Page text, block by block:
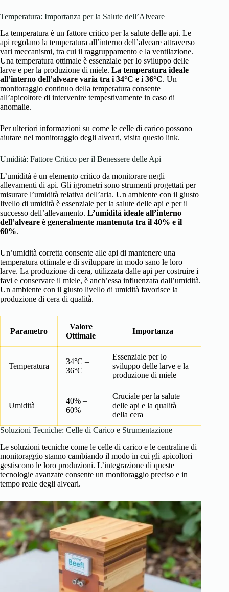
Temperatura: Importanza per la Salute dell’Alveare
La temperatura è un fattore critico per la salute delle api. Le
api regolano la temperatura all’interno dell’alveare attraverso
vari meccanismi, tra cui il raggruppamento e la ventilazione.
Una temperatura ottimale è essenziale per lo sviluppo delle
larve e per la produzione di miele. La temperatura ideale
all’interno dell’alveare varia tra i 34°C e i 36°C. Un
monitoraggio continuo della temperatura consente
all’apicoltore di intervenire tempestivamente in caso di
anomalie.
Per ulteriori informazioni su come le celle di carico possono
aiutare nel monitoraggio degli alveari, visita questo link.
Umidità: Fattore Critico per il Benessere delle Api
L’umidità è un elemento critico da monitorare negli
allevamenti di api. Gli igrometri sono strumenti progettati per
misurare l’umidità relativa dell’aria. Un ambiente con il giusto
livello di umidità è essenziale per la salute delle api e per il
successo dell’allevamento. L’umidità ideale all’interno
dell’alveare è generalmente mantenuta tra il 40% e il
60%.
Un’umidità corretta consente alle api di mantenere una
temperatura ottimale e di sviluppare in modo sano le loro
larve. La produzione di cera, utilizzata dalle api per costruire i
favi e conservare il miele, è anch’essa influenzata dall’umidità.
Un ambiente con il giusto livello di umidità favorisce la
produzione di cera di qualità.
Parametro
Valore
Ottimale
Importanza
Temperatura
34°C –
36°C
Essenziale per lo
sviluppo delle larve e la
produzione di miele
Umidità
40% –
60%
Cruciale per la salute
delle api e la qualità
della cera
Soluzioni Tecniche: Celle di Carico e Strumentazione
Le soluzioni tecniche come le celle di carico e le centraline di
monitoraggio stanno cambiando il modo in cui gli apicoltori
gestiscono le loro produzioni. L’integrazione di queste
tecnologie avanzate consente un monitoraggio preciso e in
tempo reale degli alveari.